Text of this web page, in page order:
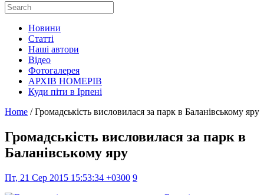
Новини
Статті
Наші автори
Відео
Фотогалерея
АРХІВ НОМЕРІВ
Куди піти в Ірпені
Home / Громадськість висловилася за парк в Баланівському яру
Громадськість висловилася за парк в
Баланівському яру
Пт, 21 Сер 2015 15:53:34 +0300 9